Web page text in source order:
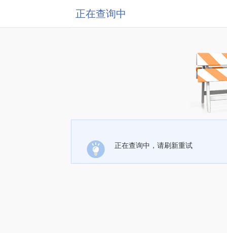
正在查询中
正在查询中，请刷新重试